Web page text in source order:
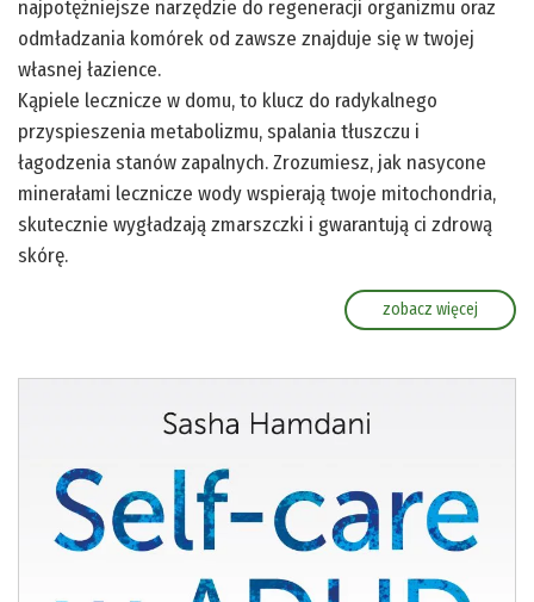
najpotężniejsze narzędzie do regeneracji organizmu oraz
odmładzania komórek od zawsze znajduje się w twojej
własnej łazience.
Kąpiele lecznicze w domu, to klucz do radykalnego
przyspieszenia metabolizmu, spalania tłuszczu i
łagodzenia stanów zapalnych. Zrozumiesz, jak nasycone
minerałami lecznicze wody wspierają twoje mitochondria,
skutecznie wygładzają zmarszczki i gwarantują ci zdrową
skórę.
zobacz więcej